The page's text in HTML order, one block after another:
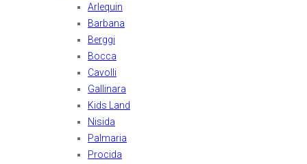
Arlequin
Barbana
Berggi
Bocca
Cavolli
Gallinara
Kids Land
Nisida
Palmaria
Procida